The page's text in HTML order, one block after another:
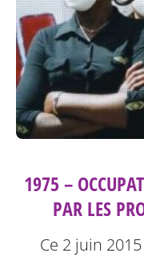
1975 –
PAR LES
Ce 2 juin